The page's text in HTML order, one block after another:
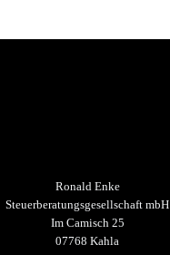
Ronald Enke
Steuerberatungsgesellschaft mbH
Im Camisch 25
07768 Kahla